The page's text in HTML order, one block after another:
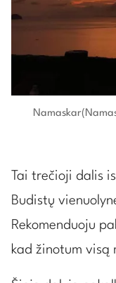
Tai trečioji dalis
Budistų
Rekomenduoju
kad žinotum visą